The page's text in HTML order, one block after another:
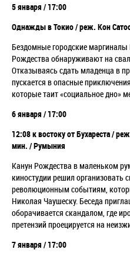
5 января / 17:00
Однажды в Токио /реж. Кон
Бездомные городские
Рождества обнаруживают на
Отказываясь сдать младенца в
пускается в опасные
которые таит«социальное дно»
6 января / 17:00
12:08 к востоку от Бухареста /
мин. / Румыния
Канун Рождества в маленьком
киностудии решил
революционным событиям,
Николая Чаушеску. Беседа
оборачивается скандалом, где
претензий проецируется на
7 января / 17:00